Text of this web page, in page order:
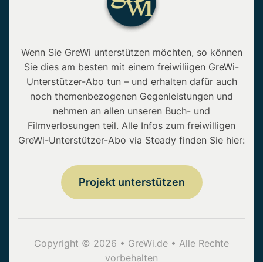
Wenn Sie GreWi unterstützen möchten, so können
Sie dies am besten mit einem freiwiliigen GreWi-
Unterstützer-Abo tun – und erhalten dafür auch
noch themenbezogenen Gegenleistungen und
nehmen an allen unseren Buch- und
Filmverlosungen teil. Alle Infos zum freiwilligen
GreWi-Unterstützer-Abo via Steady finden Sie hier:
Projekt unterstützen
Copyright © 2026 • GreWi.de • Alle Rechte
vorbehalten